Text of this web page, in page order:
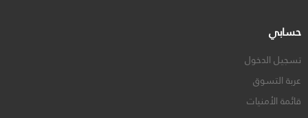
حسابي
تسجيل الدخول
عربة التسوق
قائمة الأمنيات